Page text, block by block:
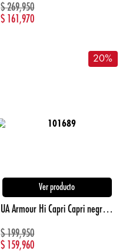
$269,950
$ 161,970
20%
Ver producto
UA Armour Hi Capri Capri negro de mujer para entrenamiento
$199,950
$ 159,960